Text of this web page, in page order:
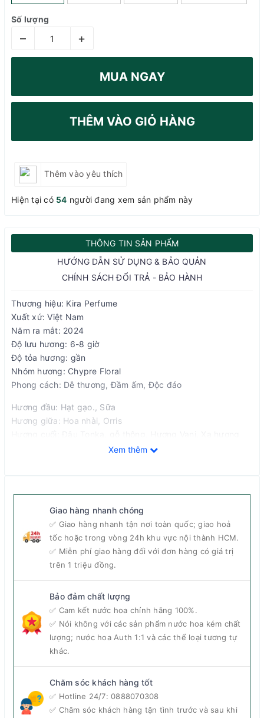
Số lượng
– +
MUA NGAY
THÊM VÀO GIỎ HÀNG
Thêm vào yêu thích
Hiện tại có 54 người đang xem sản phẩm này
THÔNG TIN SẢN PHẨM
HƯỚNG DẪN SỬ DỤNG & BẢO QUẢN
CHÍNH SÁCH ĐỔI TRẢ - BẢO HÀNH
Thương hiệu: Kira Perfume
Xuất xứ: Việt Nam
Năm ra mắt: 2024
Độ lưu hương: 6-8 giờ
Độ tỏa hương: gần
Nhóm hương: Chypre Floral
Phong cách: Dễ thương, Đầm ấm, Độc đáo
Hương đầu: Hạt gạo., Sữa
Hương giữa: Hoa nhài, Orris
Xem thêm
Giao hàng nhanh chóng
✅ Giao hàng nhanh tận nơi toàn quốc; giao hoả
tốc hoặc trong vòng 24h khu vực nội thành HCM.
✅ Miễn phí giao hàng đối với đơn hàng có giá trị
trên 1 triệu đồng.
Bảo đảm chất lượng
✅ Cam kết nước hoa chính hãng 100%.
✅ Nói không với các sản phẩm nước hoa kém chất
lượng; nước hoa Auth 1:1 và các thể loại tương tự
khác.
Chăm sóc khách hàng tốt
✅ Hotline 24/7: 0888070308
✅ Chăm sóc khách hàng tận tình trước và sau khi